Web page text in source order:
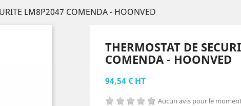
LM8P2047 COMENDA - HOONVED
THERMOSTAT DE
COMENDA - HOONVED
94,54 € HT
Aucun avis pour le